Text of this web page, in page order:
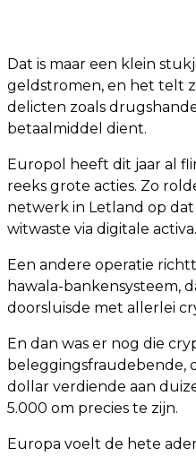
Dat is maar een klein
geldstromen, en het telt
delicten zoals
betaalmiddel dient.
Europol heeft dit jaar al
reeks grote acties. Zo
netwerk in Letland op
witwaste via digitale activa.
Een andere operatie
hawala-bankensysteem,
doorsluisde met allerlei
En dan was er nog die
beleggingsfraudebende,
dollar verdiende aan
5.000 om precies te zijn.
Europa voelt de hete